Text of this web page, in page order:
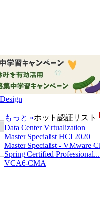
もっと »ホット認証リスト
Data Center Virtualization
Master Specialist HCI 2020
Master Specialist - VMware
Spring Certified Professional...
VCA6-CMA